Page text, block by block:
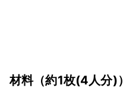
材料（約1枚(4人分)）